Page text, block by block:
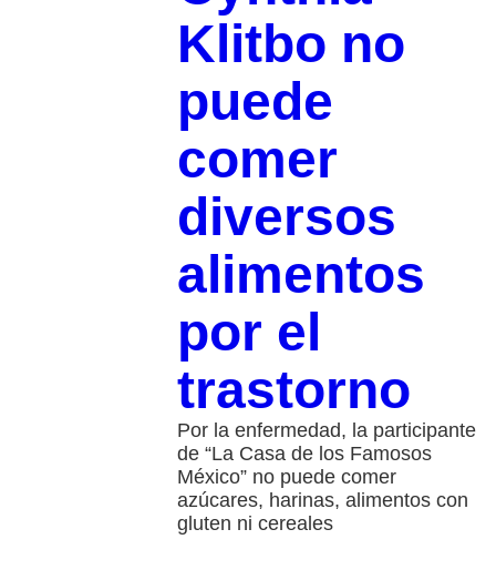
Klitbo no
puede
comer
diversos
alimentos
por el
trastorno
Por la enfermedad, la participante
de “La Casa de los Famosos
México” no puede comer
azúcares, harinas, alimentos con
gluten ni cereales